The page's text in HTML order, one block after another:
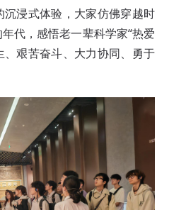
浸式体验，大家仿佛穿越时
代，感悟老一辈科学家“热爱
艰苦奋斗、大力协同、勇于